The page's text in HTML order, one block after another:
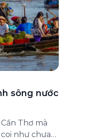
sông nước
Thơ mà
như chưa